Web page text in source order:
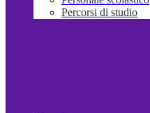
Percorsi di studio